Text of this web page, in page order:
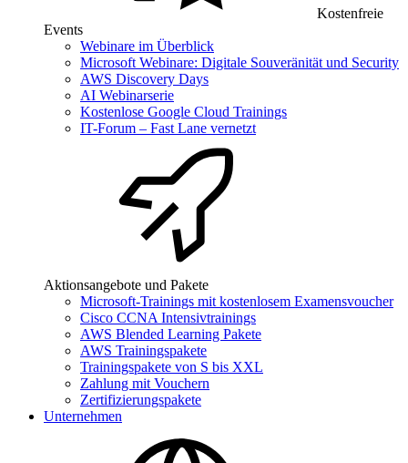
Kostenfreie
Events
Webinare im Überblick
Microsoft Webinare: Digitale Souveränität und Security
AWS Discovery Days
AI Webinarserie
Kostenlose Google Cloud Trainings
IT-Forum – Fast Lane vernetzt
Aktionsangebote und Pakete
Microsoft-Trainings mit kostenlosem Examensvoucher
Cisco CCNA Intensivtrainings
AWS Blended Learning Pakete
AWS Trainingspakete
Trainingspakete von S bis XXL
Zahlung mit Vouchern
Zertifizierungspakete
Unternehmen